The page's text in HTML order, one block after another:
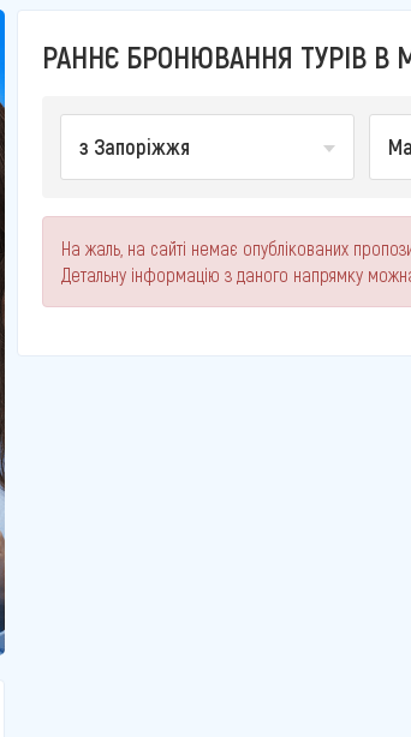
РАННЄ БРОНЮВАННЯ ТУРІВ В
з Запоріжжя
На жаль, на сайті немає опублікованих
Детальну інформацію з даного напрямку